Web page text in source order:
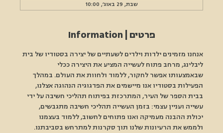
שבת, 29 באוג׳, 10:00
פרטים | Information
אנחנו מזמינים ילדות וילדים לשעתיים של יצירה בסטודיו של בית
ליבלינג, מרחב פתוח לעשייה המציע את היצירה ככלי
שבאמצעותו אפשר לחקור, ללמוד ולחוות את העולם. במהלך
הפעילות בסטודיו אנו מיישמים את הפדגוגיה הנהוגה אצלנו,
בבית הספר של העיר, המתרכזת בפיתוח תהליכי חשיבה על ידי
עשייה ועניין עצמי: בזמן העשייה תהליכי חשיבה מתגבשים,
יכולת ההבנה מעמיקה ואנו פתוחים לחשוב, ללמוד בעצמנו
ולממש את הרעיונות שלנו תוך סקרנות למתרחש בסביבתנו.